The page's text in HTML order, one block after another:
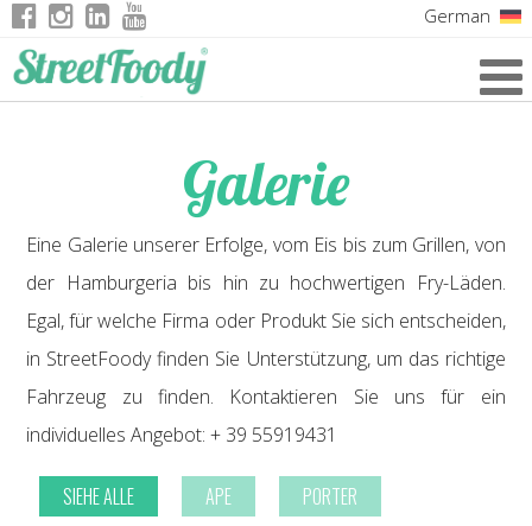
German
Galerie
Eine Galerie unserer Erfolge, vom Eis bis zum Grillen, von
der Hamburgeria bis hin zu hochwertigen Fry-Läden.
Egal, für welche Firma oder Produkt Sie sich entscheiden,
in StreetFoody finden Sie Unterstützung, um das richtige
Fahrzeug zu finden. Kontaktieren Sie uns für ein
individuelles Angebot: + 39 55919431
SIEHE ALLE APE PORTER